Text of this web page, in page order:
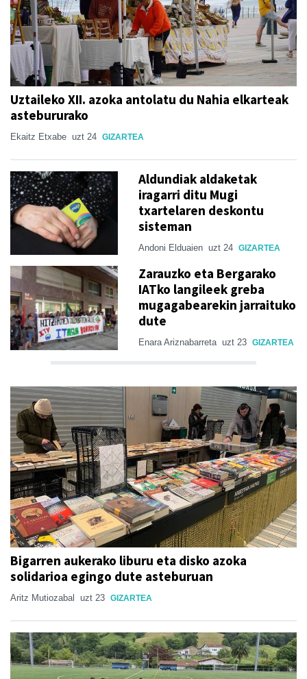
Uztaileko XII. azoka antolatu du Nahia elkarteak
astebururako
Ekaitz Etxabe uzt 24 GIZARTEA
Aldundiak aldaketak
iragarri ditu Mugi
txartelaren deskontu
sisteman
Andoni Elduaien uzt 24 GIZARTEA
Zarauzko eta Bergarako
IATko langileek greba
mugagabearekin jarraituko
dute
Enara Ariznabarreta uzt 23 GIZARTEA
Bigarren aukerako liburu eta disko azoka
solidarioa egingo dute asteburuan
Aritz Mutiozabal uzt 23 GIZARTEA